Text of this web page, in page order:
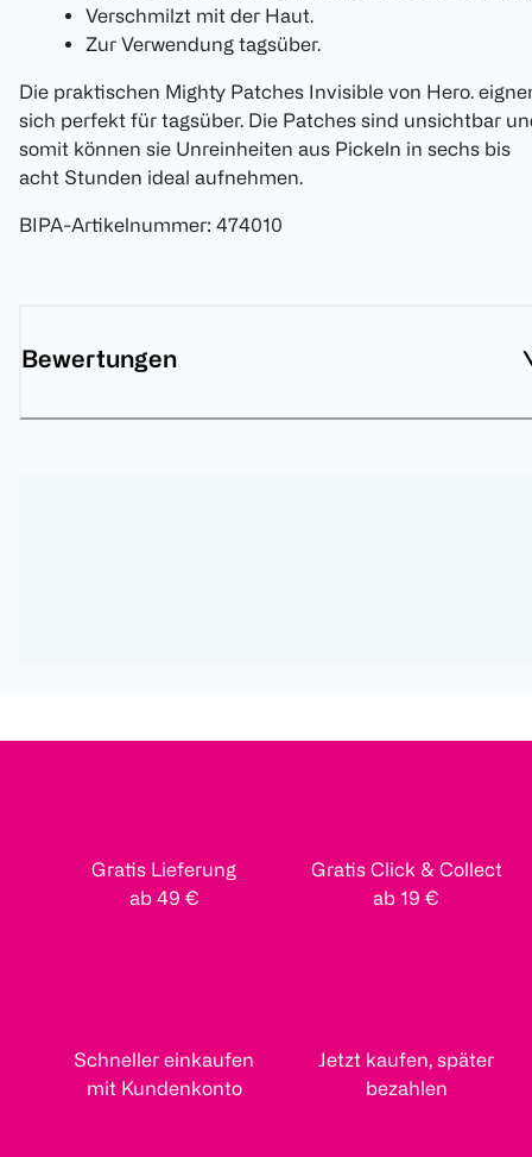
Verschmilzt mit der Haut.
Zur Verwendung tagsüber.
Die praktischen Mighty Patches Invisible von Hero.
sich perfekt für tagsüber. Die Patches sind unsichtbar
somit können sie Unreinheiten aus Pickeln in sechs bis
acht Stunden ideal aufnehmen.
BIPA-Artikelnummer: 474010
Bewertungen
Gratis Lieferung
ab 49 €
Gratis Click & Collect
ab 19 €
Schneller einkaufen
mit Kundenkonto
Jetzt kaufen, später
bezahlen